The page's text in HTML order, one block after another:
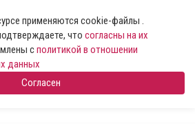
применяются cookie-файлы .
что согласны на их
сполитикой в отношении
данных
Согласен